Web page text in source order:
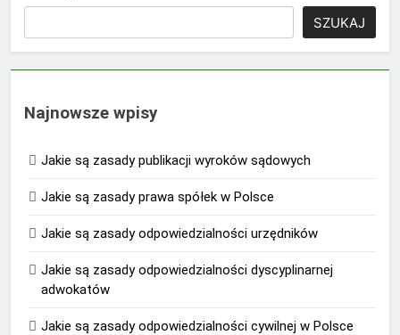
SZUKAJ
Najnowsze wpisy
Jakie są zasady publikacji wyroków sądowych
Jakie są zasady prawa spółek w Polsce
Jakie są zasady odpowiedzialności urzędników
Jakie są zasady odpowiedzialności dyscyplinarnej
adwokatów
Jakie są zasady odpowiedzialności cywilnej w Polsce